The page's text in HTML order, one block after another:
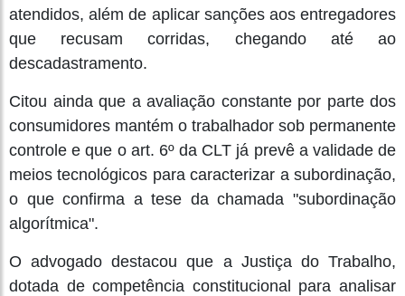
atendidos, além de aplicar sanções aos entregadores
que recusam corridas, chegando até ao
descadastramento.
Citou ainda que a avaliação constante por parte dos
consumidores mantém o trabalhador sob permanente
controle e que o art. 6º da CLT já prevê a validade de
meios tecnológicos para caracterizar a subordinação,
o que confirma a tese da chamada "subordinação
algorítmica".
O advogado destacou que a Justiça do Trabalho,
dotada de competência constitucional para analisar